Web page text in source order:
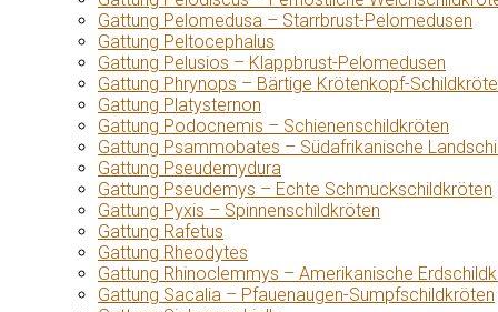
Gattung Pelomedusa – Starrbrust-Pelomedusen
Gattung Peltocephalus
Gattung Pelusios – Klappbrust-Pelomedusen
Gattung Phrynops – Bärtige Krötenkopf-
Gattung Platysternon
Gattung Podocnemis – Schienenschildkröten
Gattung Psammobates – Südafrikanische
Gattung Pseudemydura
Gattung Pseudemys – Echte Schmuckschildkröten
Gattung Pyxis – Spinnenschildkröten
Gattung Rafetus
Gattung Rheodytes
Gattung Rhinoclemmys – Amerikanische
Gattung Sacalia – Pfauenaugen-Sumpfschildkröten